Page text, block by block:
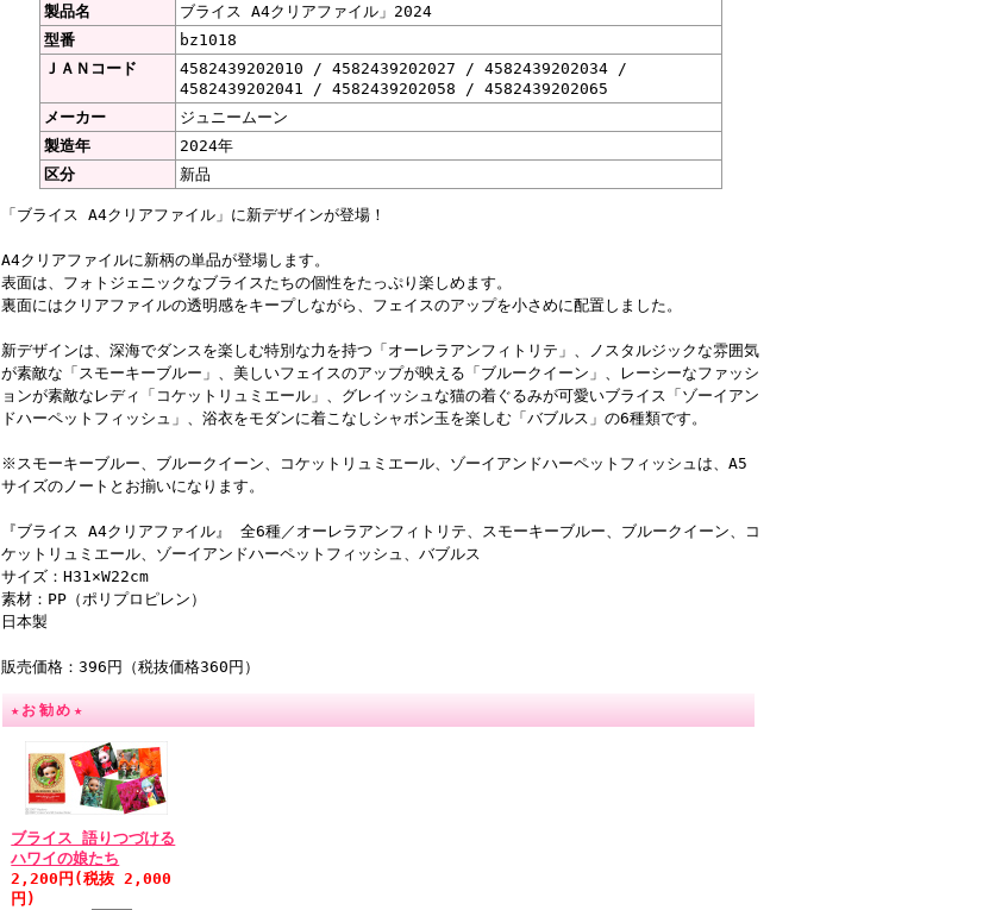
製品名
ブライス A4クリアファイル」2024
型番
bz1018
ＪＡＮコード
4582439202010 / 4582439202027 / 4582439202034 /
4582439202041 / 4582439202058 / 4582439202065
メーカー
ジュニームーン
製造年
2024年
区分
新品
「ブライス A4クリアファイル」に新デザインが登場！
A4クリアファイルに新柄の単品が登場します。
表面は、フォトジェニックなブライスたちの個性をたっぷり楽しめます。
裏面にはクリアファイルの透明感をキープしながら、フェイスのアップを小さめに配置しました。
新デザインは、深海でダンスを楽しむ特別な力を持つ「オーレラアンフィトリテ」、ノスタルジックな雰囲気
が素敵な「スモーキーブルー」、美しいフェイスのアップが映える「ブルークイーン」、レーシーなファッシ
ョンが素敵なレディ「コケットリュミエール」、グレイッシュな猫の着ぐるみが可愛いブライス「ゾーイアン
ドハーペットフィッシュ」、浴衣をモダンに着こなしシャボン玉を楽しむ「バブルス」の6種類です。
※スモーキーブルー、ブルークイーン、コケットリュミエール、ゾーイアンドハーペットフィッシュは、A5
サイズのノートとお揃いになります。
『ブライス A4クリアファイル』 全6種／オーレラアンフィトリテ、スモーキーブルー、ブルークイーン、コ
ケットリュミエール、ゾーイアンドハーペットフィッシュ、バブルス
サイズ：H31×W22cm
素材：PP（ポリプロピレン）
日本製
販売価格：396円（税抜価格360円）
★お勧め★
ブライス 語りつづける
ハワイの娘たち
2,200円(税抜 2,000
円)